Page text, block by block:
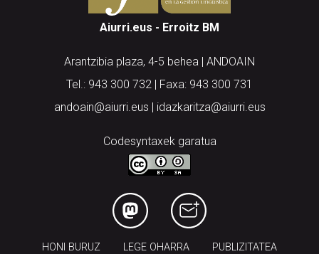
Aiurri.eus - Erroitz BM
Arantzibia plaza, 4-5 behea | ANDOAIN
Tel.: 943 300 732 | Faxa: 943 300 731
andoain@aiurri.eus | idazkaritza@aiurri.eus
Codesyntaxek garatua
HONI BURUZ LEGE OHARRA PUBLIZITATEA